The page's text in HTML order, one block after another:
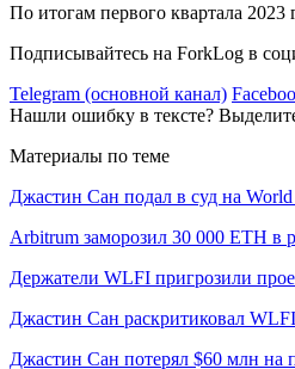
По итогам первого квартала 2023
Подписывайтесь на ForkLog в
Telegram (основной канал)
Нашли ошибку в тексте?
Материалы по теме
Джастин Сан подал в суд на
Arbitrum заморозил 30 000 ETH в
Держатели WLFI пригрозили
Джастин Сан раскритиковал
Джастин Сан потерял $60 млн на